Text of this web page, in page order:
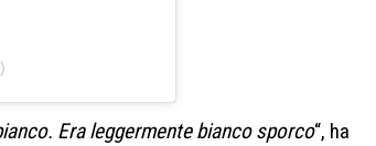
Era leggermente bianco sporco“, ha